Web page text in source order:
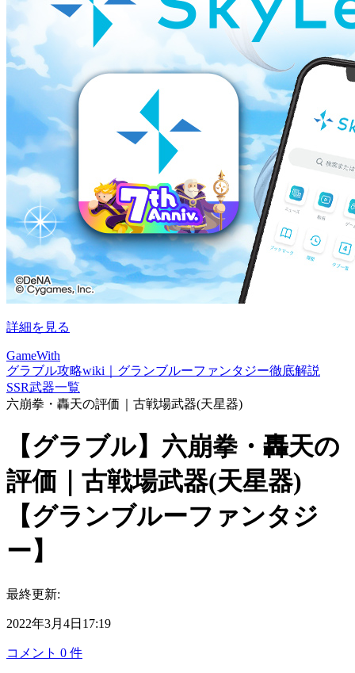
詳細を見る
GameWith
グラブル攻略wiki｜グランブルーファンタジー徹底解説
SSR武器一覧
六崩拳・轟天の評価｜古戦場武器(天星器)
【グラブル】六崩拳・轟天の
評価｜古戦場武器(天星器)
【グランブルーファンタジ
ー】
最終更新:
2022年3月4日17:19
コメント 0 件